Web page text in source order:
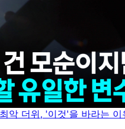
악 더위, '이것'을 바라는